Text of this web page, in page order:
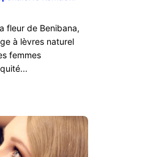
fleur de Benibana,
à lèvres naturel
femmes